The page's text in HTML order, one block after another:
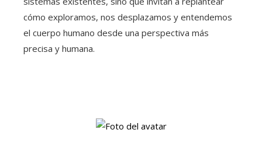
cómo exploramos, nos desplazamos y entendemos
el cuerpo humano desde una perspectiva más
precisa y humana.